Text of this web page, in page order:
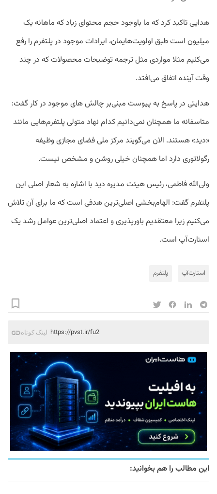
هدایی تاکید کرد که ما باوجود حجم محتوای زیاد که ماهانه یک
میلیون است طبق اولویت‌هایمان، ایرادات موجود در پلتفرم را رفع
می‌کنیم مثلا مواردی مثل ترجمه توضیحات محصولات که در چند
وقت آینده اتفاق می‌افتد.
هدایتی در پاسخ به پیوست مبنی‌بر چالش های موجود در کار گفت:
متاسفانه ما همچنان نمی‌دانیم کدام نهاد متولی پلتفرم‌هایی مانند
«دید» هستند. الان می‌گویند مرکز ملی فضای مجازی وظیفه
رگولاتوری دارد اما همچنان خیلی روشن و مشخص نیست.
ولی‌الله فاطمی، رئیس هیئت مدیره دید با اشاره به شعار اصلی این
پلتفرم گفت: الهام‌بخشی اصلی‌ترین هدفی است که ما برای آن تلاش
می‌کنیم زیرا معتقدیم باورپذیری و اعتماد اصلی‌ترین عوامل رشد یک
استارت‌آپ است.
استارت‌آپ پلتفرم
لینک کوتاه https://pvst.ir/fu2
این مطالب را هم بخوانید: